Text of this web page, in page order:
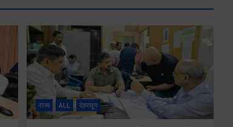
राज्य ALL देहरादून